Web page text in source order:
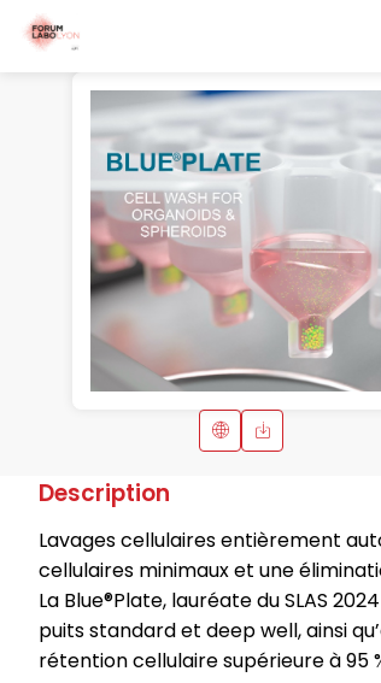
Description
Lavages cellulaires entièrement
cellulaires minimaux et une
La Blue®Plate, lauréate du SLAS
puits standard et deep well, ainsi
rétention cellulaire supérieure à 95